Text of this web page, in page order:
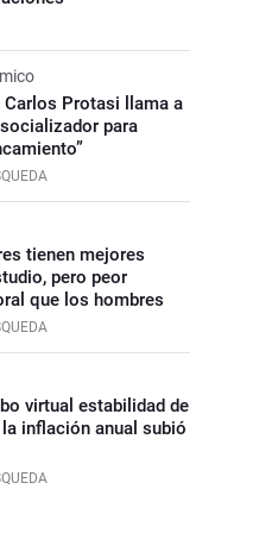
Protasi llama a
para
tienen mejores
pero peor
que los hombres
virtual estabilidad de
inflación anual subió